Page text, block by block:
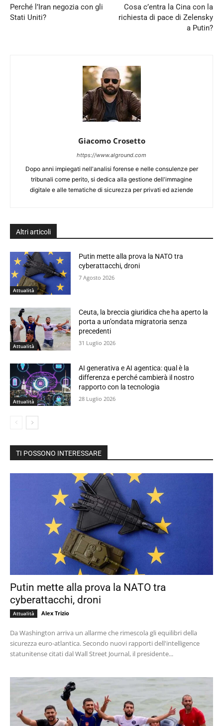
Perché l’Iran negozia con gli
Stati Uniti?
Cosa c’entra la Cina con la
richiesta di pace di Zelensky
a Putin?
Giacomo Crosetto
https://www.alground.com
Dopo anni impiegati nell'analisi forense e nelle consulenze per
tribunali come perito, si dedica alla gestione dell'immagine
digitale e alle tematiche di sicurezza per privati ed aziende
Altri articoli
Attualità
Putin mette alla prova la NATO tra
cyberattacchi, droni
7 Agosto 2026
Attualità
Ceuta, la breccia giuridica che ha aperto la
porta a un’ondata migratoria senza
precedenti
31 Luglio 2026
Attualità
AI generativa e AI agentica: qual è la
differenza e perché cambierà il nostro
rapporto con la tecnologia
28 Luglio 2026
TI POSSONO INTERESSARE
Putin mette alla prova la NATO tra
cyberattacchi, droni
Attualità Alex Trizio
Da Washington arriva un allarme che rimescola gli equilibri della
sicurezza euro-atlantica. Secondo nuovi rapporti dell'intelligence
statunitense citati dal Wall Street Journal, il presidente...